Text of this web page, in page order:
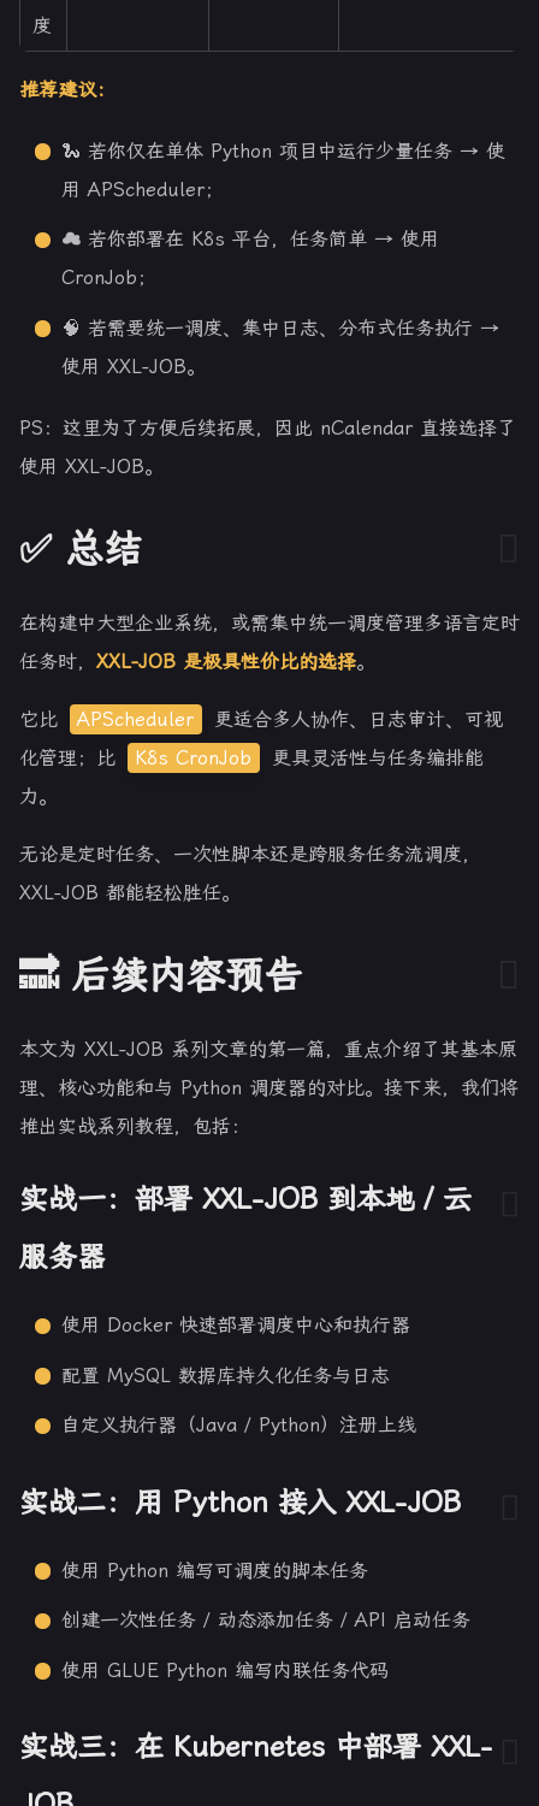
度
推荐建议：
🐍 若你仅在单体 Python 项目中运行少量任务 → 使
用 APScheduler；
☁️ 若你部署在 K8s 平台，任务简单 → 使用
CronJob；
🧠 若需要统一调度、集中日志、分布式任务执行 →
使用 XXL-JOB。
PS：这里为了方便后续拓展，因此 nCalendar 直接选择了
使用 XXL-JOB。
✅ 总结
在构建中大型企业系统，或需集中统一调度管理多语言定时
任务时， XXL-JOB 是极具性价比的选择。
它比 APScheduler
更适合多人协作、日志审计、可视
化管理；比
K8s CronJob
更具灵活性与任务编排能
力。
无论是定时任务、一次性脚本还是跨服务任务流调度，
XXL-JOB 都能轻松胜任。
🔜 后续内容预告
本文为 XXL-JOB 系列文章的第一篇，重点介绍了其基本原
理、核心功能和与 Python 调度器的对比。接下来，我们将
推出实战系列教程，包括：
实战一：部署 XXL-JOB 到本地 / 云
服务器
使用 Docker 快速部署调度中心和执行器
配置 MySQL 数据库持久化任务与日志
自定义执行器（Java / Python）注册上线
实战二：用 Python 接入 XXL-JOB
使用 Python 编写可调度的脚本任务
创建一次性任务 / 动态添加任务 / API 启动任务
使用 GLUE Python 编写内联任务代码
实战三：在 Kubernetes 中部署 XXL-